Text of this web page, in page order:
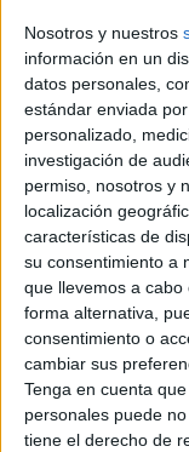
Nosotros y nuestros
información en un
datos personales,
estándar enviada
personalizado,
investigación de
permiso, nosotros y
localización
características de
su consentimiento a
que llevemos a
forma alternativa,
consentimiento o
cambiar sus
Tenga en cuenta
personales puede
tiene el derecho de
Phillippe, Taylor
Esta película
experiencias
son capturados
Sudáfrica. El
MarinovichThe
Hidden War(El
guerra oculta).
El sudafricano
le conoce por
premiados en
puertas para